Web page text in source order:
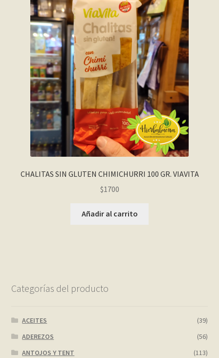
CHALITAS SIN GLUTEN CHIMICHURRI 100 GR. VIAVITA
$1700
Añadir al carrito
Categorías del producto
ACEITES
(39)
ADEREZOS
(56)
ANTOJOS Y TENT
(113)